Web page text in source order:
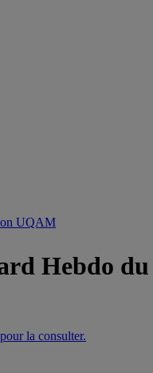
Hebdo du
la consulter.